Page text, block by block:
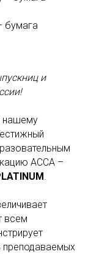
бумага
и
нашему
ACCA –
всем
преподаваемых